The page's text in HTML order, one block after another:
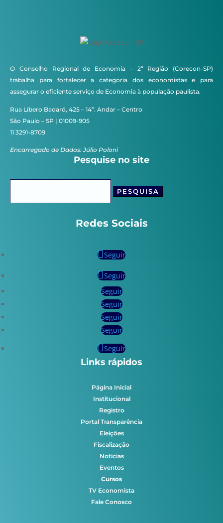
O Conselho Regional de Economia – 2ª Região (Corecon-SP)
trabalha para fortalecer a categoria dos economistas e para
assegurar o eficiente serviço de Economia à população paulista.
Rua Líbero Badaró, 425 – 14º. Andar – Centro
São Paulo – SP | 01009-905
11 3291-8709
Encarregado de Dados: Júlio Poloni
Pesquise no site
Redes Sociais
Seguir
Seguir
Seguir
Seguir
Seguir
Seguir
Seguir
Links rápidos
Página Inicial
Institucional
Registro
Portal Transparência
Eleições
Fiscalização
Notícias
Eventos
Cursos
TV Economista
Fale Conosco